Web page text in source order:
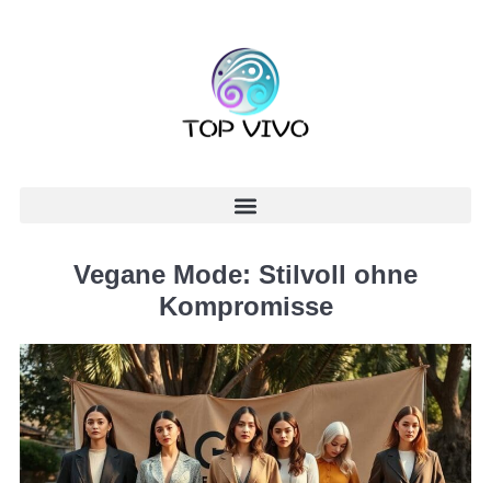
Vegane Mode: Stilvoll ohne
Kompromisse